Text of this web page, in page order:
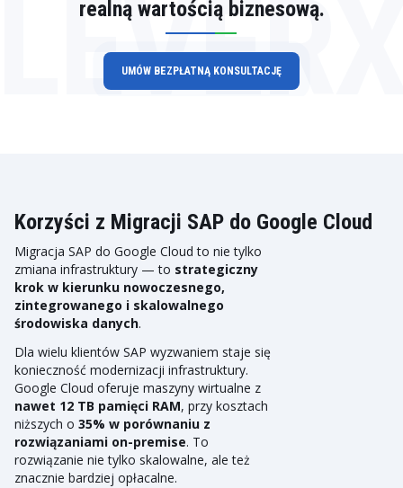
realną wartością biznesową.
UMÓW BEZPŁATNĄ KONSULTACJĘ
Korzyści z Migracji SAP do Google Cloud
Migracja SAP do Google Cloud to nie tylko
zmiana infrastruktury — to strategiczny
krok w kierunku nowoczesnego,
zintegrowanego i skalowalnego
środowiska danych.
Dla wielu klientów SAP wyzwaniem staje się
konieczność modernizacji infrastruktury.
Google Cloud oferuje maszyny wirtualne z
nawet 12 TB pamięci RAM, przy kosztach
niższych o 35% w porównaniu z
rozwiązaniami on-premise. To
rozwiązanie nie tylko skalowalne, ale też
znacznie bardziej opłacalne.